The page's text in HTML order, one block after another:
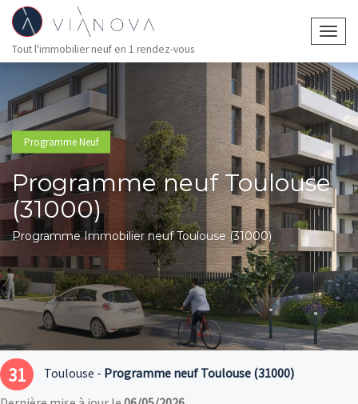
Tout l'immobilier neuf en 1 rendez-vous
Programme Neuf
Programme neuf Toulouse
(31000)
Programme Immobilier neuf Toulouse (31000)
31 Toulouse - Programme neuf Toulouse (31000)